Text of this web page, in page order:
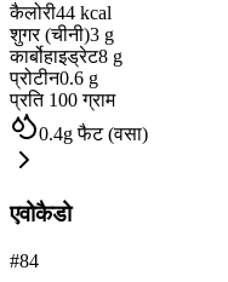
कैलोरी44 kcal
शुगर (चीनी)3 g
कार्बोहाइड्रेट8 g
प्रोटीन0.6 g
प्रति 100 ग्राम
0.4gफैट (वसा)
एवोकैडो
#84